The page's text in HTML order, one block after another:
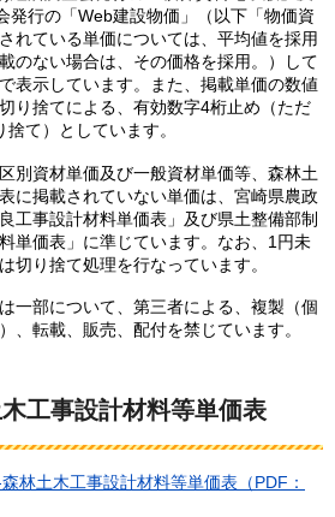
発行の「Web建設物価」（以下「物価資
れている単価については、平均値を採用
のない場合は、その価格を採用。）して
表示しています。また、掲載単価の数値
り捨てによる、有効数字4桁止め（ただ
て）としています。
別資材単価及び一般資材単価等、森林土
に掲載されていない単価は、宮崎県農政
工事設計材料単価表」及び県土整備部制
単価表」に準じています。なお、1円未
切り捨て処理を行なっています。
一部について、第三者による、複製（個
、転載、販売、配付を禁じています。
工事設計材料等単価表
林土木工事設計材料等単価表（PDF：